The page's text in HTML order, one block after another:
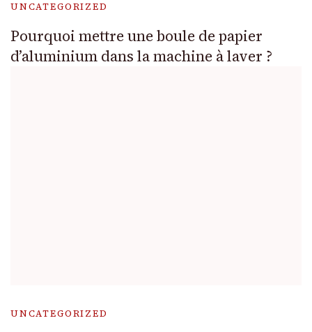
UNCATEGORIZED
Pourquoi mettre une boule de papier
d’aluminium dans la machine à laver ?
UNCATEGORIZED